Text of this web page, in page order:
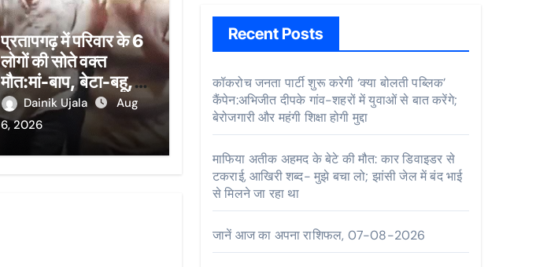
प्रतापगढ़ में परिवार के 6
लोगों की सोते वक्त
मौत:मां-बाप, बेटा-बहू, 2
बच्चे; मकान ढहा, कई
फीट मलबे में दबे…चीख
Dainik Ujala
Aug
6, 2026
Recent Posts
कॉकरोच जनता पार्टी शुरू करेगी ‘क्या बोलती पब्लिक’
कैंपेन:अभिजीत दीपके गांव-शहरों में युवाओं से बात करेंगे;
बेरोजगारी और महंगी शिक्षा होगी मुद्दा
माफिया अतीक अहमद के बेटे की मौत: कार डिवाइडर से
टकराई, आखिरी शब्द- मुझे बचा लो; झांसी जेल में बंद भाई
से मिलने जा रहा था
जानें आज का अपना राशिफल, 07-08-2026